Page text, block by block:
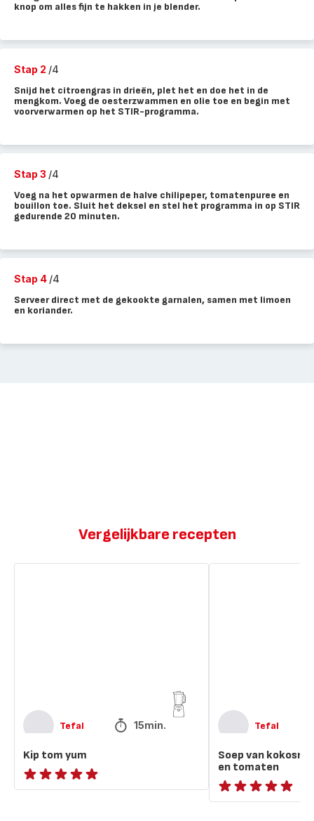
knop om alles fijn te hakken in je blender.
Stap 2 /4
Snijd het citroengras in drieën, plet het en doe het in de
mengkom. Voeg de oesterzwammen en olie toe en begin met
voorverwarmen op het STIR-programma.
Stap 3 /4
Voeg na het opwarmen de halve chilipeper, tomatenpuree en
bouillon toe. Sluit het deksel en stel het programma in op STIR
gedurende 20 minuten.
Stap 4 /4
Serveer direct met de gekookte garnalen, samen met limoen
en koriander.
Vergelijkbare recepten
Tefal 15min.
Kip tom yum
ratings.NaN
Tefal
Soep van
en tomaten
ratings.NaN